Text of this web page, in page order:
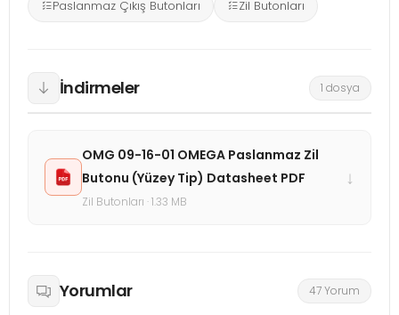
Paslanmaz Çıkış Butonları Zil Butonları
İndirmeler 1 dosya
OMG 09-16-01 OMEGA Paslanmaz Zil
Butonu (Yüzey Tip) Datasheet PDF
Zil Butonları · 1.33 MB
↓
Yorumlar 47 Yorum